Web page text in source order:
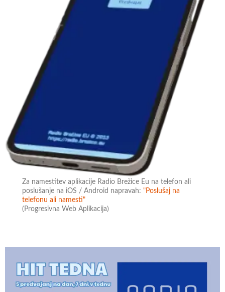
Za namestitev aplikacije Radio Brežice Eu na telefon ali
poslušanje na iOS / Android napravah:"Poslušaj na
telefonu ali namesti"
(Progresivna Web Aplikacija)